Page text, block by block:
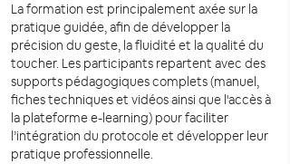
La formation est principalement axée sur la
pratique guidée, afin de développer la
précision du geste, la fluidité et la qualité du
toucher. Les participants repartent avec des
supports pédagogiques complets (manuel,
fiches techniques et vidéos ainsi que l'accès à
la plateforme e-learning) pour faciliter
l’intégration du protocole et développer leur
pratique professionnelle.